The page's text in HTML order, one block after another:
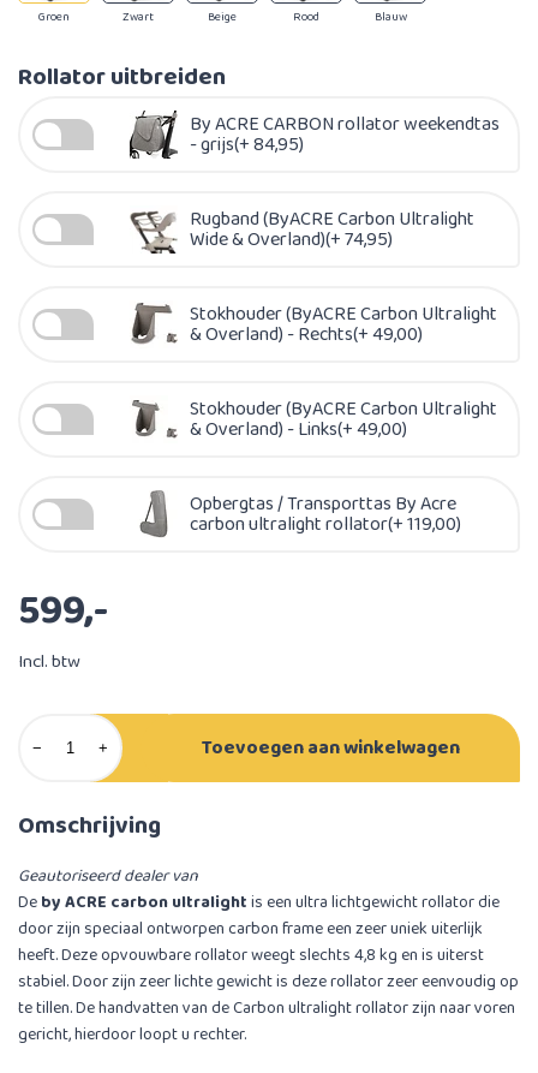
Zwart Beige Rood
Groen Blauw
Rollator uitbreiden
By ACRE CARBON rollator weekendtas
- grijs(+ 84,95)
Rugband (ByACRE Carbon Ultralight
Wide & Overland)(+ 74,95)
Stokhouder (ByACRE Carbon Ultralight
& Overland) - Rechts(+ 49,00)
Stokhouder (ByACRE Carbon Ultralight
& Overland) - Links(+ 49,00)
Opbergtas / Transporttas By Acre
carbon ultralight rollator(+ 119,00)
599,-
Incl. btw
− + Toevoegen aan winkelwagen
Omschrijving
Geautoriseerd dealer van
Deby ACRE carbon ultralightis een ultra lichtgewicht rollator die
door zijn speciaal ontworpen carbon frame een zeer uniek uiterlijk
heeft. Deze opvouwbare rollator weegt slechts 4,8 kg en is uiterst
stabiel. Door zijn zeer lichte gewicht is deze rollator zeer eenvoudig op
te tillen. De handvatten van de Carbon ultralight rollator zijn naar voren
gericht, hierdoor loopt u rechter.